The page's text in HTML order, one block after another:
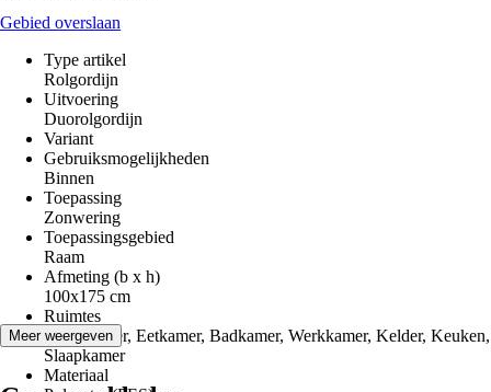
Gebied overslaan
Type artikel
Rolgordijn
Uitvoering
Duorolgordijn
Variant
Gebruiksmogelijkheden
Binnen
Toepassing
Zonwering
Toepassingsgebied
Raam
Afmeting (b x h)
100x175 cm
Ruimtes
Woonkamer, Eetkamer, Badkamer, Werkkamer, Kelder, Keuken,
Slaapkamer
Materiaal
Meer weergeven